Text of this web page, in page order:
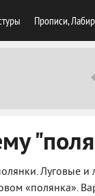
Прописи,
Луговые
«полянка».